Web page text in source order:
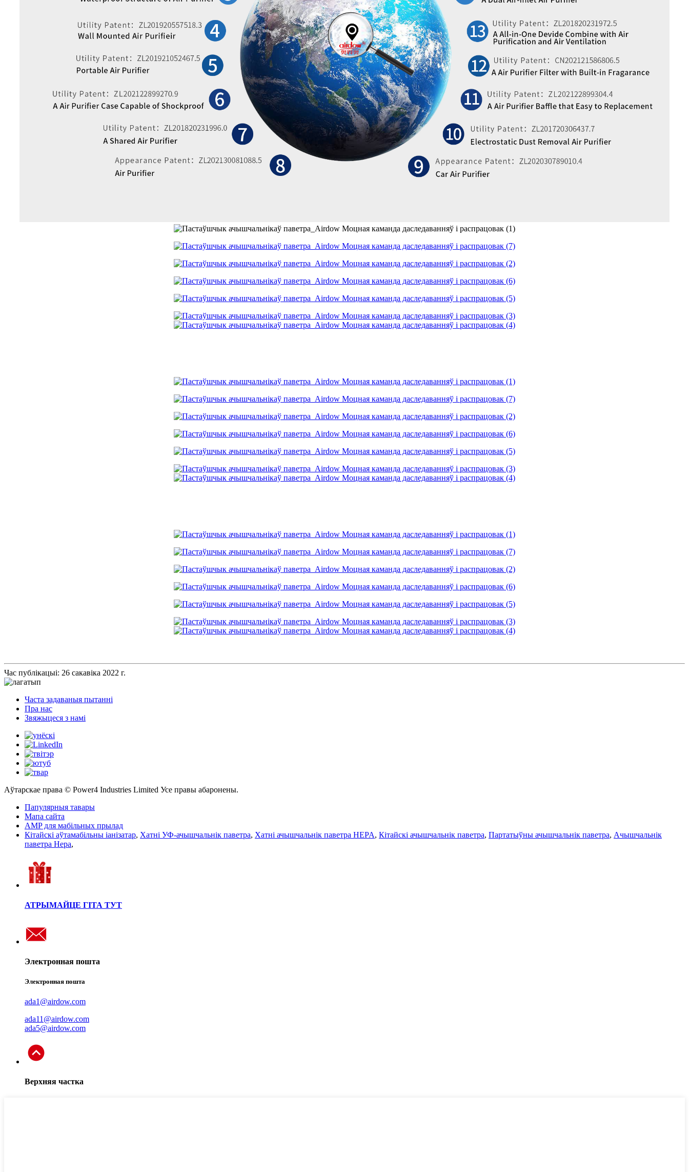
Час публікацыі: 26 сакавіка 2022 г.
Часта задаваныя пытанні
Пра нас
Звяжыцеся з намі
Аўтарскае права © Power4 Industries Limited Усе правы абаронены.
Папулярныя тавары
Мапа сайта
AMP для мабільных прылад
Кітайскі аўтамабільны іанізатар, Хатні УФ-ачышчальнік паветра, Хатні ачышчальнік паветра HEPA, Кітайскі ачышчальнік паветра, Партатыўны ачышчальнік паветра, Ачышчальнік
паветра Hepa,
АТРЫМАЙЦЕ ГІТА ТУТ
Электронная пошта
Электронная пошта
ada1@airdow.com
ada11@airdow.com
ada5@airdow.com
Верхняя частка